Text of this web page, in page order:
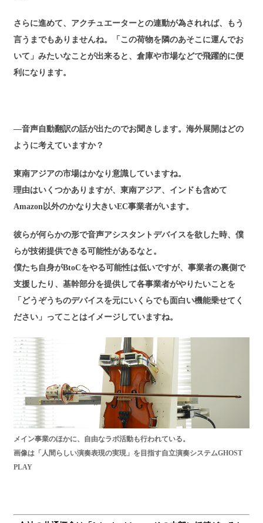
さらに進めて、アクチュエーターとの連動が為されれば、もう
言うまでもありませんね。「この荷物を隣のあそこに運んでお
いて」みたいなことが出来ると、倉庫や市場などで飛躍的に便
利になります。
―音声自動翻訳の話が出たのでお聞きします。海外展開はどの
ように考えていますか？
東南アジアの市場はかなり意識していますね。
理由はいくつかありますが、東南アジア、インドも含めて
Amazon以外のかなり大きいEC事業者がいます。
彼らが何らかの形で音声アシスタントデバイスを欲した時、僕
らが技術提供できる可能性があるなと。
僕たち自身がBtoCをやる可能性は低いですが、事業者の裏側で
支援したり、基幹部分を提供して各事業者がやりたいことを
「どうぞうちのデバイスを元にいくらでも面白い機能乗せてく
ださい」ってことはイメージしていますね。
メイン事業のほかに、自由なラボ活動も行われている。
画像は「人間らしい演奏表現の実現」を目指す自立演奏システムGHOST
PLAY